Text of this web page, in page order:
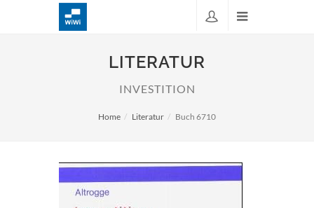
LITERATUR
INVESTITION
Home Literatur Buch 6710